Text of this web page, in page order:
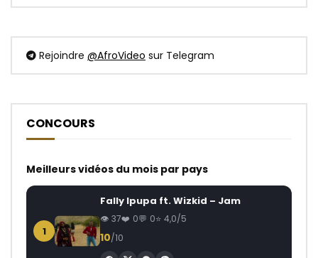
Rejoindre @AfroVideo sur Telegram
CONCOURS
Meilleurs vidéos du mois par pays
1
Fally Ipupa ft. Wizkid – Jam
37 0 0 4,0/5
10/10